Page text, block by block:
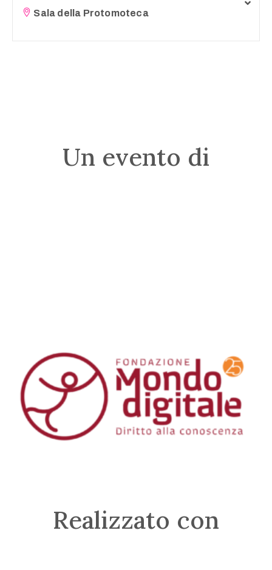
Sala della Protomoteca
Un evento di
Realizzato con